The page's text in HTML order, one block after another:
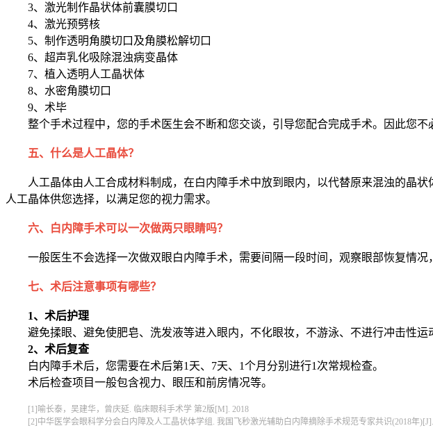
3、激光制作晶状体前囊膜切口
4、激光预劈核
5、制作透明角膜切口及角膜松解切口
6、超声乳化吸除混浊病变晶体
7、植入透明人工晶状体
8、水密角膜切口
9、术毕
整个手术过程中，您的手术医生会不断和您交谈，引导您配合完成手术。因此您不
五、什么是人工晶体？
人工晶体由人工合成材料制成，在白内障手术中放到眼内，以代替原来混浊的晶
人工晶体供您选择，以满足您的视力需求。
六、白内障手术可以一次做两只眼睛吗？
一般医生不会选择一次做双眼白内障手术，需要间隔一段时间，观察眼部恢复情况
七、术后注意事项有哪些？
1、术后护理
避免揉眼、避免使肥皂、洗发液等进入眼内，不化眼妆，不游泳、不进行冲击性运
2、术后复查
白内障手术后，您需要在术后第1天、7天、1个月分别进行1次常规检查。
术后检查项目一般包含视力、眼压和前房情况等。
[1]喻长泰，吴建华，曾庆延. 临床眼科手术学 第2版[M]. 2018
[2]中华医学会眼科学分会白内障及人工晶状体学组. 我国飞秒激光辅助白内障摘除手术规范专家共识(2018年)[J].